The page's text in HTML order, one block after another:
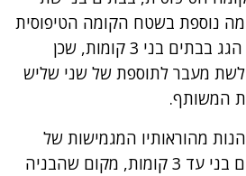
נוספת בשטח הקומה הטיפוסית
לרבות חדרי יציאה על הגג בבתים בני 3 קומות, שכן
מעבר לתוספת של שני שליש
המשותף.
מהוראותיו המגמישות של
החוק, בבתים משותפים בני עד 3 קומות, מקום שהבניה